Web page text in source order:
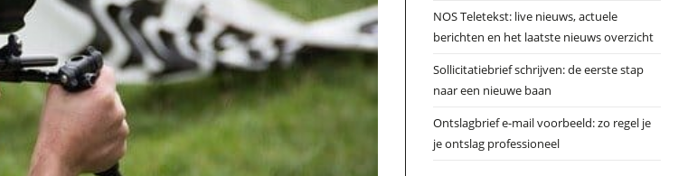
NOS Teletekst: live nieuws, actuele
berichten en het laatste nieuws overzicht
Sollicitatiebrief schrijven: de eerste stap
naar een nieuwe baan
Ontslagbrief e-mail voorbeeld: zo regel je
je ontslag professioneel